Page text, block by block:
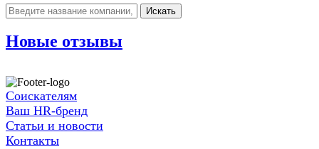
Искать
Новые отзывы
Соискателям
Ваш HR-бренд
Статьи и новости
Контакты